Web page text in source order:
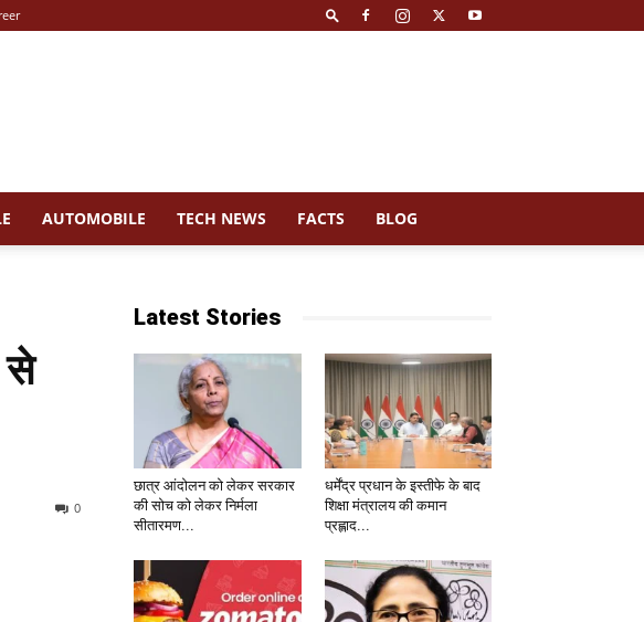
AUTOMOBILE TECH NEWS FACTS BLOG
से
0
Latest Stories
छात्र आंदोलन को लेकर सरकार
की सोच को लेकर निर्मला
सीतारमण...
धर्मेंद्र प्रधान के इस्तीफे के बाद
शिक्षा मंत्रालय की कमान
प्रह्लाद...